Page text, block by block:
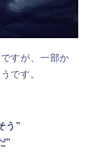
すが、一部か
です。
う”
”